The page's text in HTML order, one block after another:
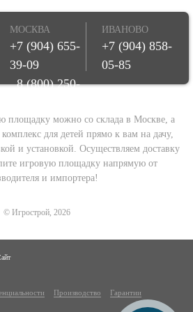
МОСКВА
+7 (904) 655-
39-09
8 (800) 250-
ИВАНОВО
+7 (904) 858-
05-85
площадку можно со склада в Москве, а
комплекс для детей прямо к вам на дачу,
и установкой. Осуществляем доставку
игровую площадку напрямую от
и импортера!
© Игрострой, 2026
Производство Гарантии